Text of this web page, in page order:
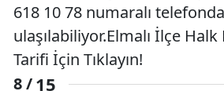
618 10 78 numaralı
ulaşılabiliyor.Elmalı İlçe
Tarifi İçin Tıklayın!
8 /15